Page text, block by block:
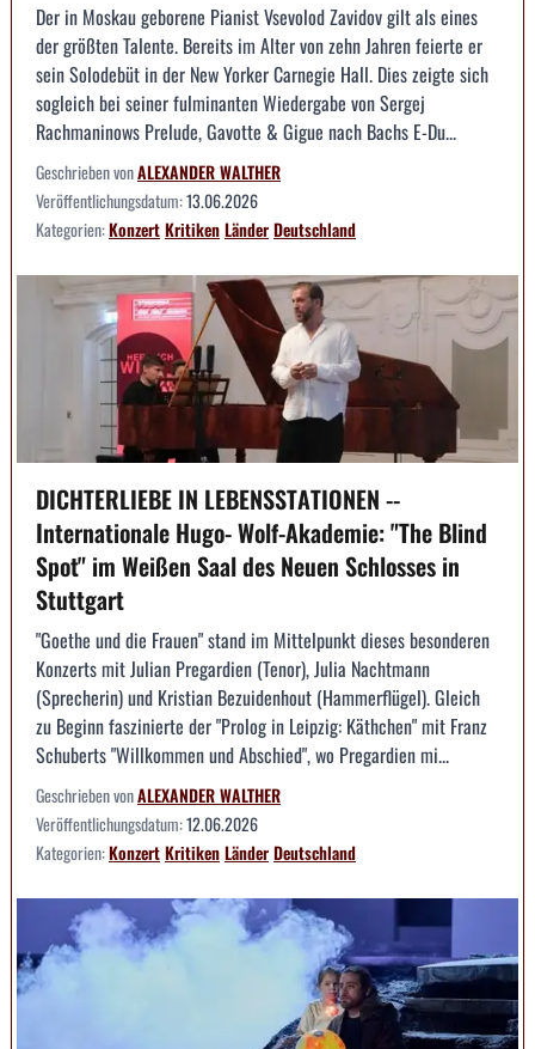
Der in Moskau geborene Pianist Vsevolod Zavidov gilt als eines
der größten Talente. Bereits im Alter von zehn Jahren feierte er
sein Solodebüt in der New Yorker Carnegie Hall. Dies zeigte sich
sogleich bei seiner fulminanten Wiedergabe von Sergej
Rachmaninows Prelude, Gavotte & Gigue nach Bachs E-Du...
Geschrieben vonALEXANDER WALTHER
Veröffentlichungsdatum:13.06.2026
Kategorien:KonzertKritikenLänderDeutschland
DICHTERLIEBE IN LEBENSSTATIONEN --
Internationale Hugo- Wolf-Akademie: "The Blind
Spot" im Weißen Saal des Neuen Schlosses in
Stuttgart
"Goethe und die Frauen" stand im Mittelpunkt dieses besonderen
Konzerts mit Julian Pregardien (Tenor), Julia Nachtmann
(Sprecherin) und Kristian Bezuidenhout (Hammerflügel). Gleich
zu Beginn faszinierte der "Prolog in Leipzig: Käthchen" mit Franz
Schuberts "Willkommen und Abschied", wo Pregardien mi...
Geschrieben vonALEXANDER WALTHER
Veröffentlichungsdatum:12.06.2026
Kategorien:KonzertKritikenLänderDeutschland